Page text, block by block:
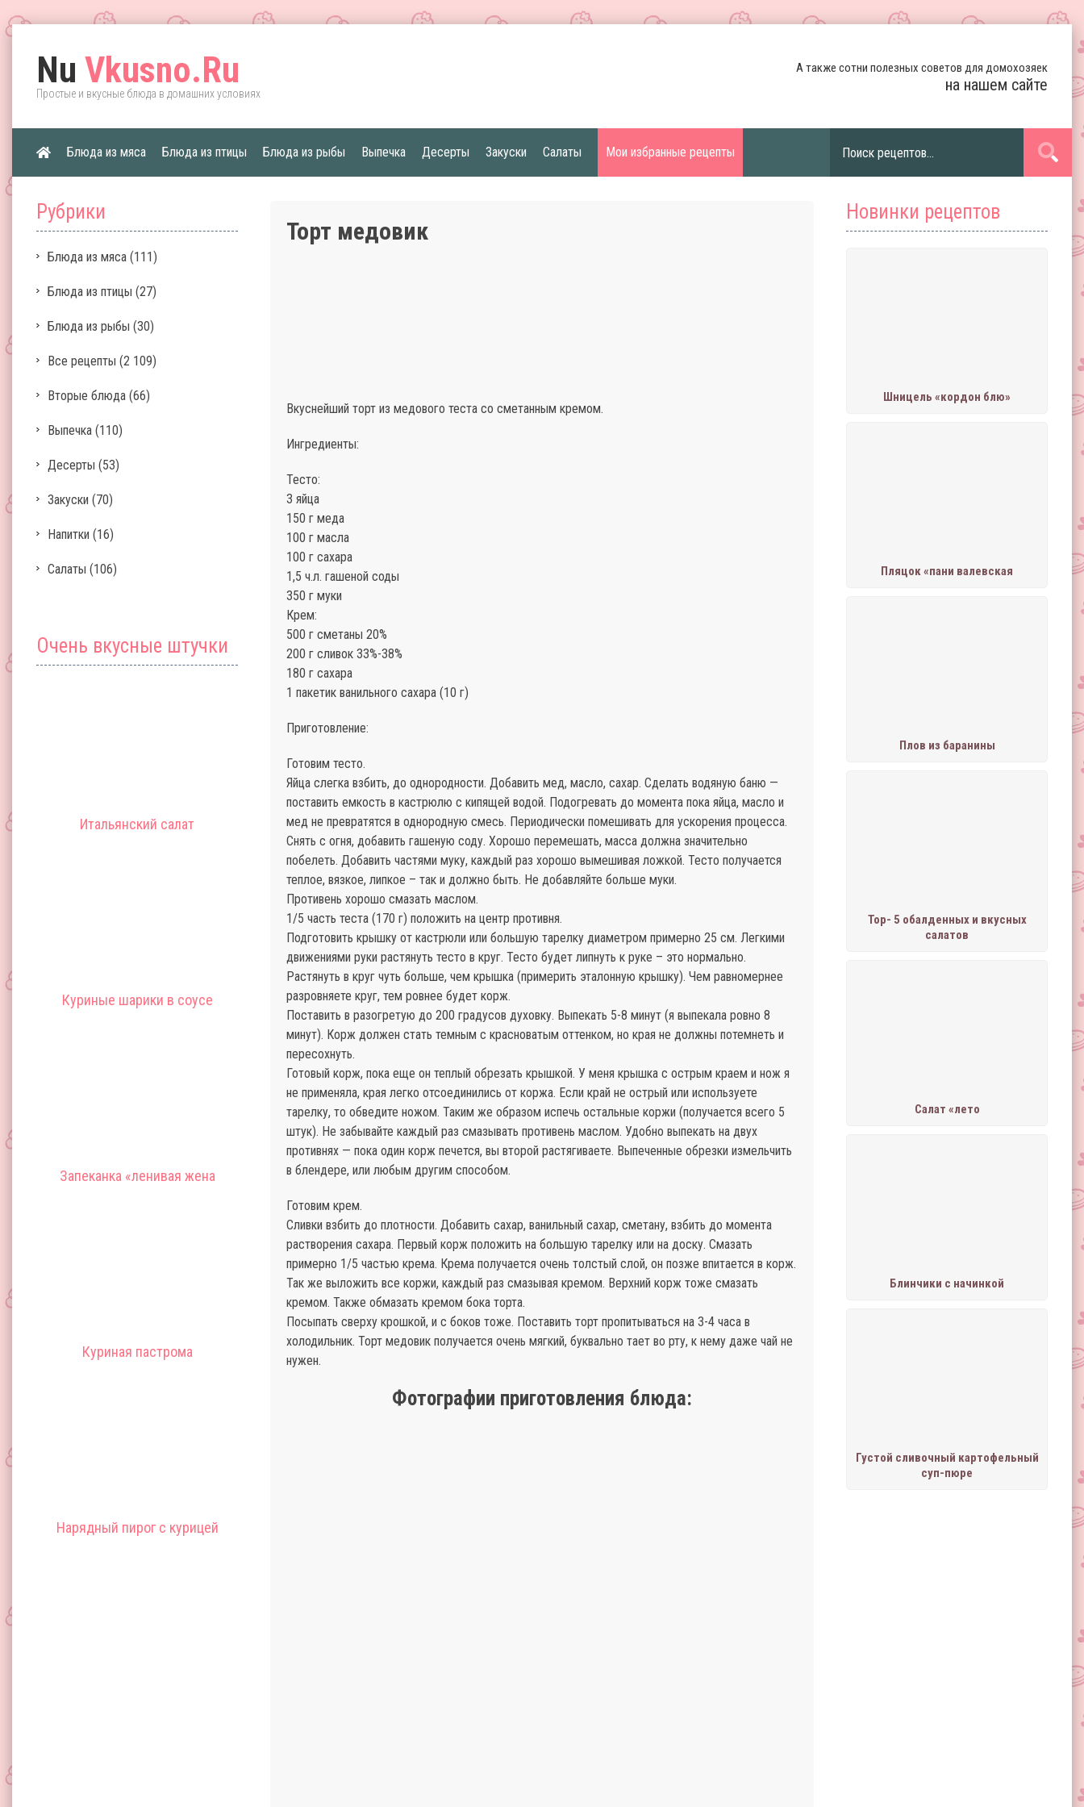
Nu Vkusno.Ru
Простые и вкусные блюда в домашних условиях
А также сотни полезных советов для домохозяек
на нашем сайте
Блюда из мяса Блюда из птицы Блюда из рыбы Выпечка Десерты Закуски Салаты Мои избранные рецепты
Рубрики
Блюда из мяса (111)
Блюда из птицы (27)
Блюда из рыбы (30)
Все рецепты (2 109)
Вторые блюда (66)
Выпечка (110)
Десерты (53)
Закуски (70)
Напитки (16)
Салаты (106)
Очень вкусные штучки
Итальянский салат
Куриные шарики в соусе
Запеканка «ленивая жена
Куриная пастрома
Нарядный пирог с курицей
Новинки рецептов
Шницель «кордон блю»
Пляцок «пани валевская
Плов из баранины
Тор- 5 обалденных и вкусных
салатов
Салат «лето
Блинчики с начинкой
Густой сливочный картофельный
суп-пюре
Торт медовик
Вкуснейший торт из медового теста со сметанным кремом.
Ингредиенты:
Тесто:
3 яйца
150 г меда
100 г масла
100 г сахара
1,5 ч.л. гашеной соды
350 г муки
Крем:
500 г сметаны 20%
200 г сливок 33%-38%
180 г сахара
1 пакетик ванильного сахара (10 г)
Приготовление:
Готовим тесто.
Яйца слегка взбить, до однородности. Добавить мед, масло, сахар. Сделать водяную баню —
поставить емкость в кастрюлю с кипящей водой. Подогревать до момента пока яйца, масло и
мед не превратятся в однородную смесь. Периодически помешивать для ускорения процесса.
Снять с огня, добавить гашеную соду. Хорошо перемешать, масса должна значительно
побелеть. Добавить частями муку, каждый раз хорошо вымешивая ложкой. Тесто получается
теплое, вязкое, липкое – так и должно быть. Не добавляйте больше муки.
Противень хорошо смазать маслом.
1/5 часть теста (170 г) положить на центр противня.
Подготовить крышку от кастрюли или большую тарелку диаметром примерно 25 см. Легкими
движениями руки растянуть тесто в круг. Тесто будет липнуть к руке – это нормально.
Растянуть в круг чуть больше, чем крышка (примерить эталонную крышку). Чем равномернее
разровняете круг, тем ровнее будет корж.
Поставить в разогретую до 200 градусов духовку. Выпекать 5-8 минут (я выпекала ровно 8
минут). Корж должен стать темным с красноватым оттенком, но края не должны потемнеть и
пересохнуть.
Готовый корж, пока еще он теплый обрезать крышкой. У меня крышка с острым краем и нож я
не применяла, края легко отсоединились от коржа. Если край не острый или используете
тарелку, то обведите ножом. Таким же образом испечь остальные коржи (получается всего 5
штук). Не забывайте каждый раз смазывать противень маслом. Удобно выпекать на двух
противнях — пока один корж печется, вы второй растягиваете. Выпеченные обрезки измельчить
в блендере, или любым другим способом.
Готовим крем.
Сливки взбить до плотности. Добавить сахар, ванильный сахар, сметану, взбить до момента
растворения сахара. Первый корж положить на большую тарелку или на доску. Смазать
примерно 1/5 частью крема. Крема получается очень толстый слой, он позже впитается в корж.
Так же выложить все коржи, каждый раз смазывая кремом. Верхний корж тоже смазать
кремом. Также обмазать кремом бока торта.
Посыпать сверху крошкой, и с боков тоже. Поставить торт пропитываться на 3-4 часа в
холодильник. Торт медовик получается очень мягкий, буквально тает во рту, к нему даже чай не
нужен.
Фотографии приготовления блюда: